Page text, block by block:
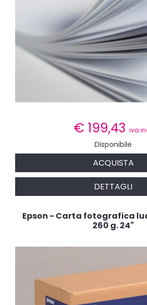
€ 199,43 iva
Disponibile
ACQUISTA
DETTAGLI
Epson - Carta fotografica
260 g. 24"